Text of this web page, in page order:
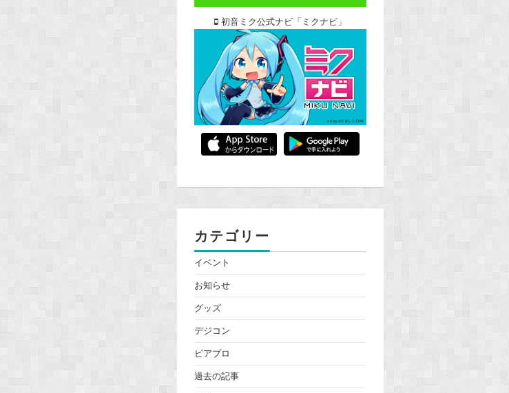
初音ミク公式ナビ「ミクナビ」
カテゴリー
イベント
お知らせ
グッズ
デジコン
ピアプロ
過去の記事